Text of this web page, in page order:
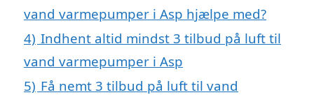
vand varmepumper i Asp hjælpe med?
4) Indhent altid mindst 3 tilbud på luft til
vand varmepumper i Asp
5) Få nemt 3 tilbud på luft til vand